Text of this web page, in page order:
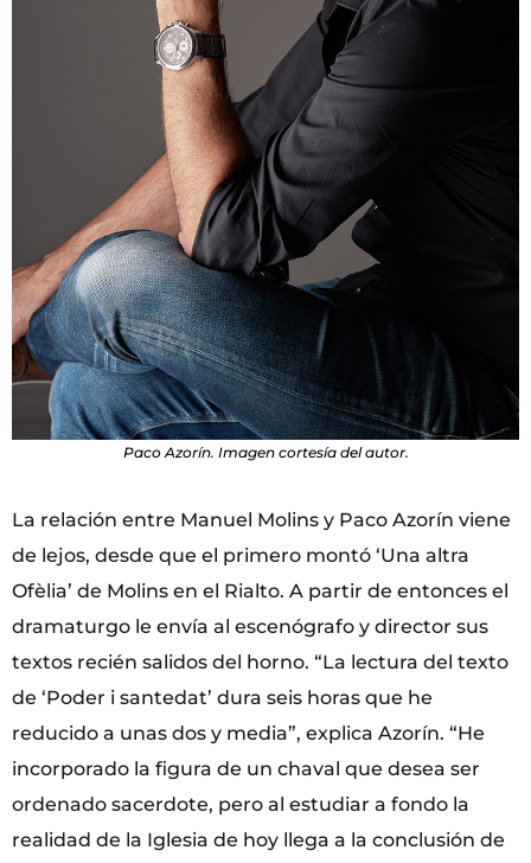
Paco Azorín. Imagen cortesía del autor.
La relación entre Manuel Molins y Paco Azorín viene
de lejos, desde que el primero montó ‘Una altra
Ofèlia’ de Molins en el Rialto. A partir de entonces el
dramaturgo le envía al escenógrafo y director sus
textos recién salidos del horno. “La lectura del texto
de ‘Poder i santedat’ dura seis horas que he
reducido a unas dos y media”, explica Azorín. “He
incorporado la figura de un chaval que desea ser
ordenado sacerdote, pero al estudiar a fondo la
realidad de la Iglesia de hoy llega a la conclusión de